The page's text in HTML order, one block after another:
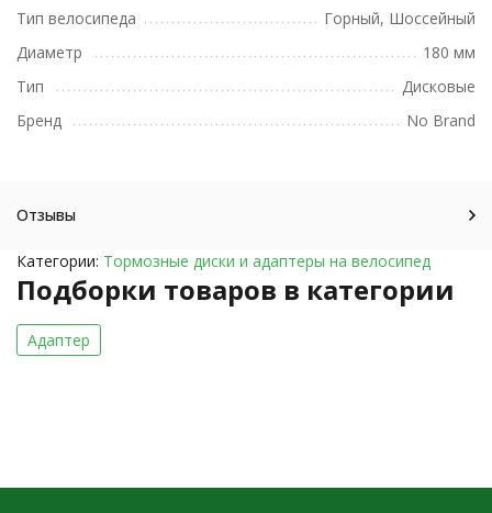
Тип велосипеда
Горный, Шоссейный
Диаметр
180 мм
Тип
Дисковые
Бренд
No Brand
Отзывы
Категории: Тормозные диски и адаптеры на велосипед
Подборки товаров в категории
Адаптер